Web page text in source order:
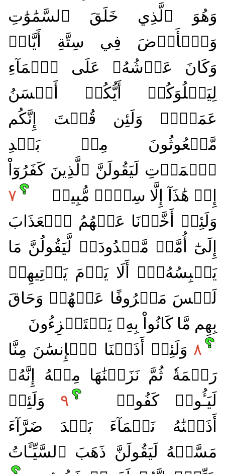
وَهُوَ ٱلَّذِي خَلَقَ ٱلسَّمَٰوَٰتِ
وَٱلۡأَرۡضَ فِي سِتَّةِ أَيَّامٖ
وَكَانَ عَرۡشُهُۥ عَلَى ٱلۡمَآءِ
لِيَبۡلُوَكُمۡ أَيُّكُمۡ أَحۡسَنُ
عَمَلٗاۗ وَلَئِن قُلۡتَ إِنَّكُم
مَّبۡعُوثُونَ مِنۢ بَعۡدِ
ٱلۡمَوۡتِ لَيَقُولَنَّ ٱلَّذِينَ كَفَرُوٓاْ
إِنۡ هَٰذَآ إِلَّا سِحۡرٞ مُّبِينٞ
٧
وَلَئِنۡ أَخَّرۡنَا عَنۡهُمُ ٱلۡعَذَابَ
إِلَىٰٓ أُمَّةٖ مَّعۡدُودَةٖ لَّيَقُولُنَّ مَا
يَحۡبِسُهُۥٓۗ أَلَا يَوۡمَ يَأۡتِيهِمۡ
لَيۡسَ مَصۡرُوفًا عَنۡهُمۡ وَحَاقَ
بِهِم مَّا كَانُواْ بِهِۦ يَسۡتَهۡزِءُونَ
٨ وَلَئِنۡ أَذَقۡنَا ٱلۡإِنسَٰنَ مِنَّا
رَحۡمَةٗ ثُمَّ نَزَعۡنَٰهَا مِنۡهُ إِنَّهُۥ
لَيَـُٔوسٞ كَفُورٞ
٩ وَلَئِنۡ
أَذَقۡنَٰهُ نَعۡمَآءَ بَعۡدَ ضَرَّآءَ
مَسَّتۡهُ لَيَقُولَنَّ ذَهَبَ ٱلسَّيِّـَٔاتُ